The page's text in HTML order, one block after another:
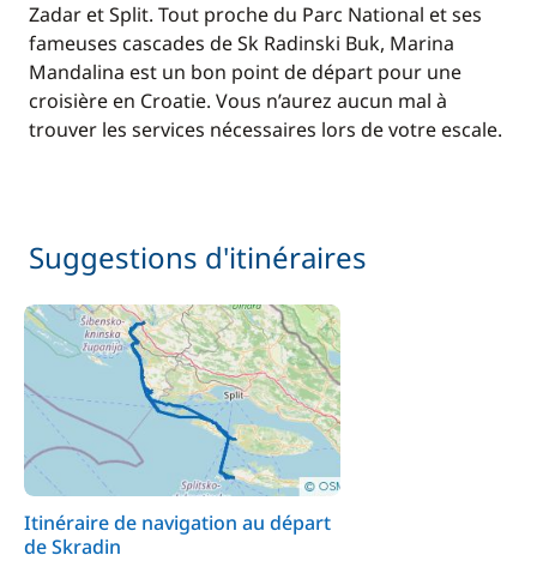
Zadar et Split. Tout proche du Parc National et ses
fameuses cascades de Sk Radinski Buk, Marina
Mandalina est un bon point de départ pour une
croisière en Croatie. Vous n’aurez aucun mal à
trouver les services nécessaires lors de votre escale.
Suggestions d'itinéraires
Itinéraire de navigation au départ
de Skradin